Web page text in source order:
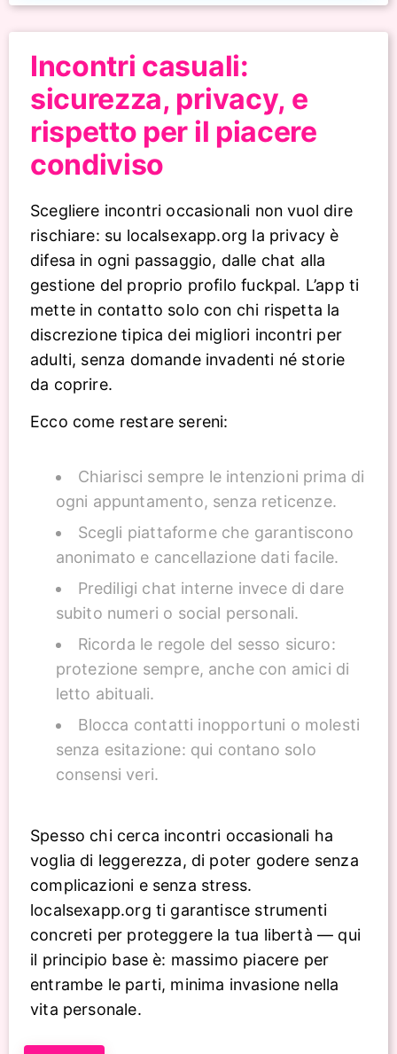
Incontri casuali:
sicurezza, privacy, e
rispetto per il piacere
condiviso
Scegliere incontri occasionali non vuol dire
rischiare: su localsexapp.org la privacy è
difesa in ogni passaggio, dalle chat alla
gestione del proprio profilo fuckpal. L’app ti
mette in contatto solo con chi rispetta la
discrezione tipica dei migliori incontri per
adulti, senza domande invadenti né storie
da coprire.
Ecco come restare sereni:
Chiarisci sempre le intenzioni prima di
ogni appuntamento, senza reticenze.
Scegli piattaforme che garantiscono
anonimato e cancellazione dati facile.
Prediligi chat interne invece di dare
subito numeri o social personali.
Ricorda le regole del sesso sicuro:
protezione sempre, anche con amici di
letto abituali.
Blocca contatti inopportuni o molesti
senza esitazione: qui contano solo
consensi veri.
Spesso chi cerca incontri occasionali ha
voglia di leggerezza, di poter godere senza
complicazioni e senza stress.
localsexapp.org ti garantisce strumenti
concreti per proteggere la tua libertà — qui
il principio base è: massimo piacere per
entrambe le parti, minima invasione nella
vita personale.